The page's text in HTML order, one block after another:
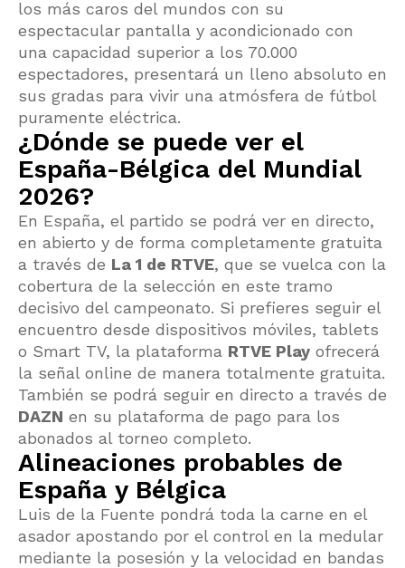
los más caros del mundos con su
espectacular pantalla y acondicionado con
una capacidad superior a los 70.000
espectadores, presentará un lleno absoluto en
sus gradas para vivir una atmósfera de fútbol
puramente eléctrica.
¿Dónde se puede ver el
España-Bélgica del Mundial
2026?
En España, el partido se podrá ver en directo,
en abierto y de forma completamente gratuita
a través de La 1 de RTVE, que se vuelca con la
cobertura de la selección en este tramo
decisivo del campeonato. Si prefieres seguir el
encuentro desde dispositivos móviles, tablets
o Smart TV, la plataforma RTVE Play ofrecerá
la señal online de manera totalmente gratuita.
También se podrá seguir en directo a través de
DAZN en su plataforma de pago para los
abonados al torneo completo.
Alineaciones probables de
España y Bélgica
Luis de la Fuente pondrá toda la carne en el
asador apostando por el control en la medular
mediante la posesión y la velocidad en bandas